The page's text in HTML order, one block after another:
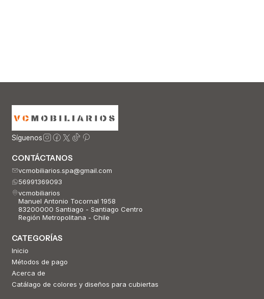
Síguenos
CONTÁCTANOS
vcmobiliarios.spa@gmail.com
56991369093
vcmobiliarios
Manuel Antonio Tocornal 1958
83200000 Santiago - Santiago Centro
Región Metropolitana - Chile
CATEGORÍAS
Inicio
Métodos de pago
Acerca de
Catálago de colores y diseños para cubiertas